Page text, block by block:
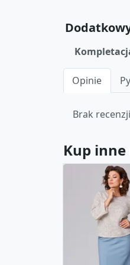
Opinie
Brak recenzji
Kup